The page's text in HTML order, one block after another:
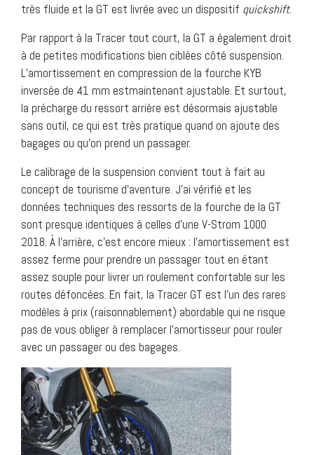
très fluide et la GT est livrée avec un dispositif quickshift.
Par rapport à la Tracer tout court, la GT a également droit
à de petites modifications bien ciblées côté suspension.
L’amortissement en compression de la fourche KYB
inversée de 41 mm estmaintenant ajustable. Et surtout,
la précharge du ressort arrière est désormais ajustable
sans outil, ce qui est très pratique quand on ajoute des
bagages ou qu’on prend un passager.
Le calibrage de la suspension convient tout à fait au
concept de tourisme d’aventure. J’ai vérifié et les
données techniques des ressorts de la fourche de la GT
sont presque identiques à celles d’une V-Strom 1000
2018. À l’arrière, c’est encore mieux : l’amortissement est
assez ferme pour prendre un passager tout en étant
assez souple pour livrer un roulement confortable sur les
routes défoncées. En fait, la Tracer GT est l’un des rares
modèles à prix (raisonnablement) abordable qui ne risque
pas de vous obliger à remplacer l’amortisseur pour rouler
avec un passager ou des bagages.